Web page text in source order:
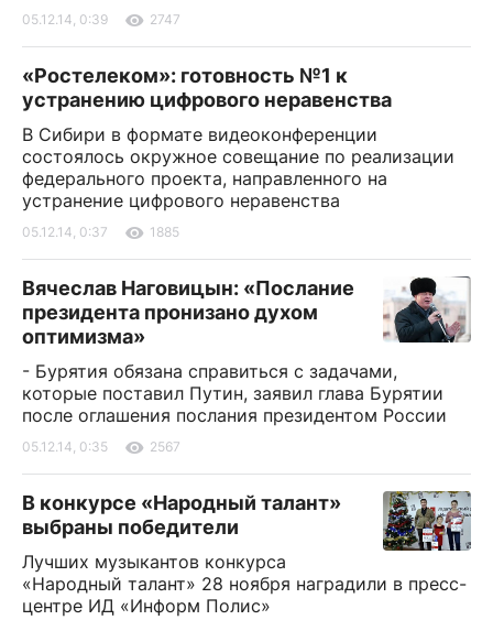
05.12.14, 0:39 2747
«Ростелеком»: готовность №1 к
устранению цифрового неравенства
В Сибири в формате видеоконференции
состоялось окружное совещание по реализации
федерального проекта, направленного на
устранение цифрового неравенства
05.12.14, 0:37 1885
Вячеслав Наговицын: «Послание
президента пронизано духом
оптимизма»
- Бурятия обязана справиться с задачами,
которые поставил Путин, заявил глава Бурятии
после оглашения послания президентом России
05.12.14, 0:35 2567
В конкурсе «Народный талант»
выбраны победители
Лучших музыкантов конкурса
«Народный талант» 28 ноября наградили в пресс-
центре ИД «Информ Полис»